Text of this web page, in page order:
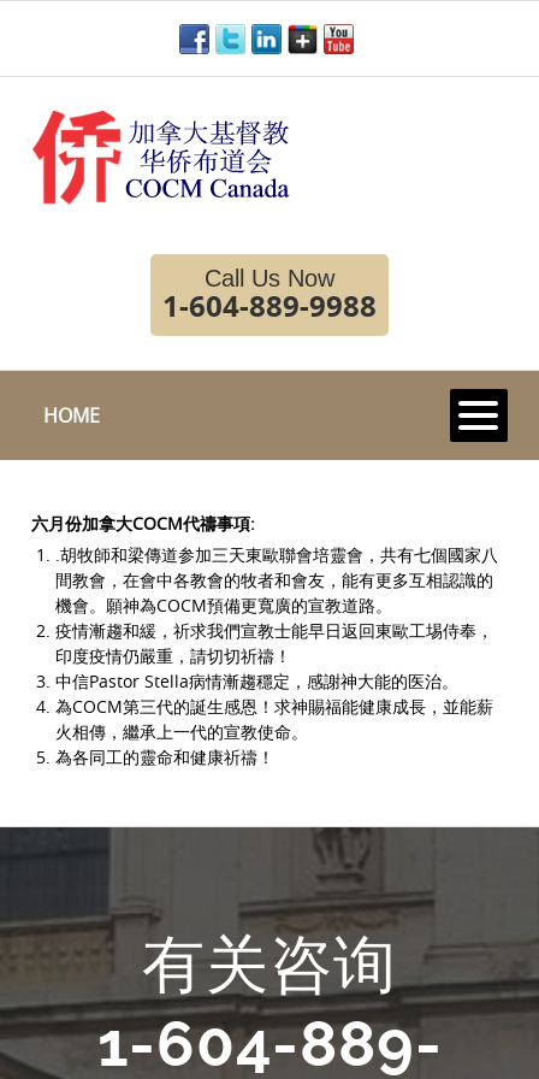
Call Us Now
1-604-889-9988
HOME
六月份加拿大COCM代禱事項:
.胡牧師和梁傳道参加三天東歐聯會培靈會，共有七個國家八
間教會，在會中各教會的牧者和會友，能有更多互相認識的
機會。願神為COCM預備更寬廣的宣教道路。
疫情漸趨和緩，祈求我們宣教士能早日返回東歐工埸侍奉，
印度疫情仍嚴重，請切切祈禱！
中信Pastor Stella病情漸趨穩定，感謝神大能的医治。
為COCM第三代的誕生感恩！求神賜福能健康成長，並能薪
火相傳，繼承上一代的宣教使命。
為各同工的靈命和健康祈禱！
有关咨询
1-604-889-